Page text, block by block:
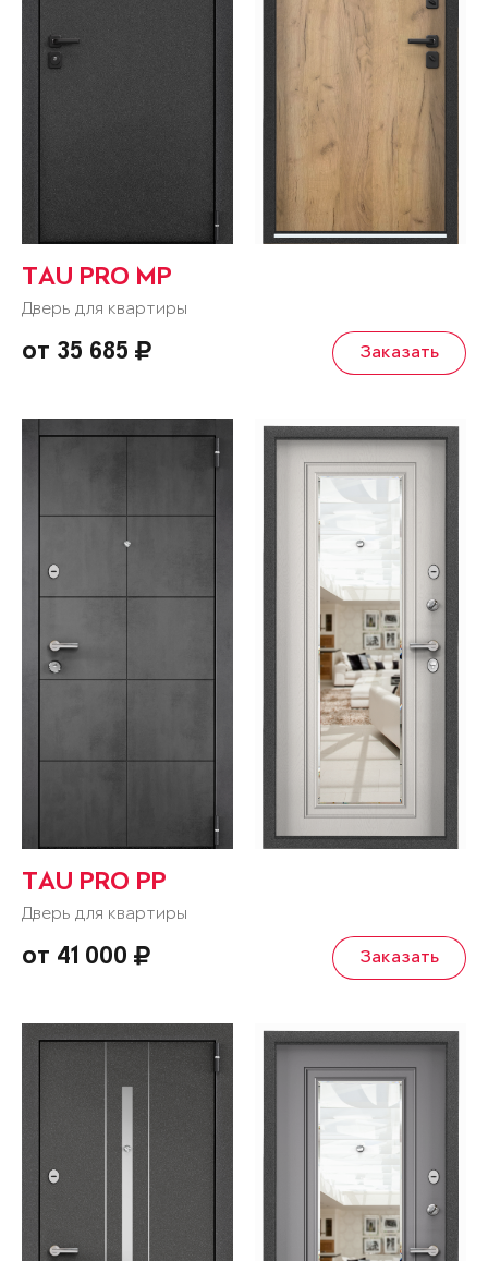
TAU PRO MP
Дверь для квартиры
от 35 685 Заказать
TAU PRO PP
Дверь для квартиры
от 41 000 Заказать